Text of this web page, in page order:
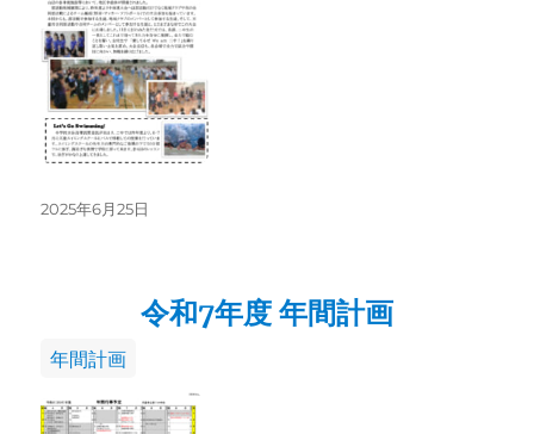
ー
投
2025年6月25日
令和7年度 年間計画
カ
ゴ
年間計画